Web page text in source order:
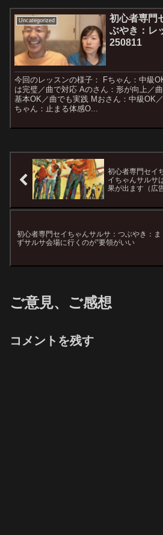
Uncategorized
初心者専門
ぶやき：レ
250811
今回のレッスンの様子： Fちゃん：中級
は完璧／曲で対応 Aのさん：形が向上／
基本OK／曲でも実践 Mおさん：中級OK
ちゃん：止まる体感O...
初心者専門セイ
イちゃんサルサ
果が出ます（広
初心者専門セイちゃんサルサ：つぶやき：ま
ずサルサ会場に行くのが”要領がいい
ご意見、ご感想
コメントを残す